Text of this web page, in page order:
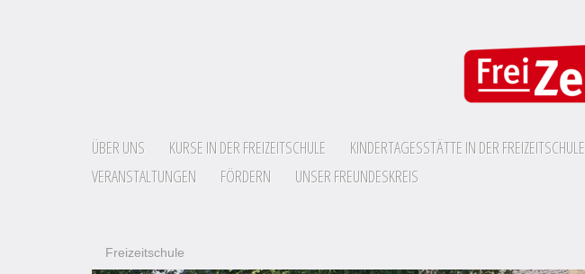
ÜBER UNS KURSE IN DER FREIZEITSCHULE KINDERTAGESSTÄTTE IN DER FREIZEITSCHULE
VERANSTALTUNGEN
FÖRDERN UNSER FREUNDESKREIS
Freizeitschule